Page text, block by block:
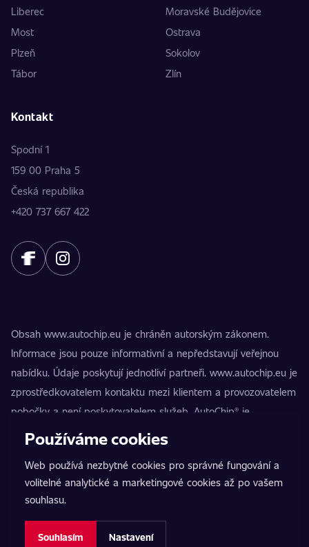
Liberec
Moravské Budějovice
Most
Ostrava
Plzeň
Sokolov
Tábor
Zlín
Kontakt
Spodní 1
159 00 Praha 5
Česká republika
+420 737 667 422
Obsah www.autochip.eu je chráněn autorským zákonem.
Informace jsou pouze informativní a nepředstavují veřejnou
nabídku. Údaje poskytují jednotliví partneři. www.autochip.eu je
zprostředkovatelem kontaktu mezi klientem a provozovatelem
pobočky a není poskytovatelem služeb. AutoChip® je
registrovaná ochranná známka Petra Kučery. Úpravy, které
nezpůsobilosti vozidla k provozu na pozemních komunikacích.
Přesné informace poskytuje vždy konkrétní provozovatel
pobočky.
Nastavení cookies
Používáme cookies
Web používá nezbytné cookies pro správné fungování a
volitelné analytické a marketingové cookies až po vašem
souhlasu.
Souhlasím Nastavení